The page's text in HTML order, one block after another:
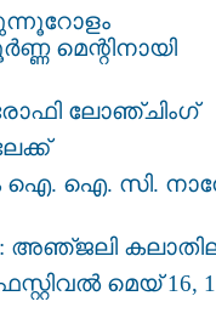
മെന്റിനായി
ലോഞ്ചിംഗ്
ഐ. ഐ. സി.
മെയ് 16,